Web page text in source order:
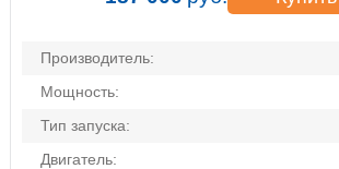
Производитель:
Мощность:
Тип запуска:
Двигатель: